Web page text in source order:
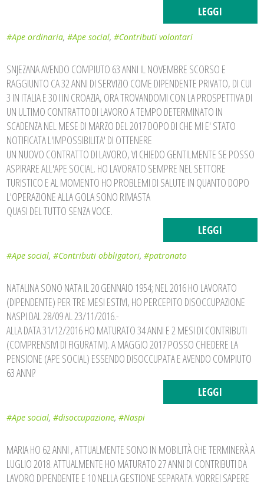
LEGGI
#Ape ordinaria,#Ape social,#Contributi volontari
SNJEZANA AVENDO COMPIUTO 63 ANNI IL NOVEMBRE SCORSO E
RAGGIUNTO CA 32 ANNI DI SERVIZIO COME DIPENDENTE PRIVATO, DI CUI
3 IN ITALIA E 30 I IN CROAZIA, ORA TROVANDOMI CON LA PROSPETTIVA DI
UN ULTIMO CONTRATTO DI LAVORO A TEMPO DETERMINATO IN
SCADENZA NEL MESE DI MARZO DEL 2017 DOPO DI CHE MI E' STATO
NOTIFICATA L'IMPOSSIBILITA' DI OTTENERE
UN NUOVO CONTRATTO DI LAVORO, VI CHIEDO GENTILMENTE SE POSSO
ASPIRARE ALL'APE SOCIAL. HO LAVORATO SEMPRE NEL SETTORE
TURISTICO E AL MOMENTO HO PROBLEMI DI SALUTE IN QUANTO DOPO
L'OPERAZIONE ALLA GOLA SONO RIMASTA
QUASI DEL TUTTO SENZA VOCE.
LEGGI
#Ape social,#Contributi obbligatori,#patronato
NATALINA SONO NATA IL 20 GENNAIO 1954; NEL 2016 HO LAVORATO
(DIPENDENTE) PER TRE MESI ESTIVI, HO PERCEPITO DISOCCUPAZIONE
NASPI DAL 28/09 AL 23/11/2016.-
ALLA DATA 31/12/2016 HO MATURATO 34 ANNI E 2 MESI DI CONTRIBUTI
(COMPRENSIVI DI FIGURATIVI). A MAGGIO 2017 POSSO CHIEDERE LA
PENSIONE (APE SOCIAL) ESSENDO DISOCCUPATA E AVENDO COMPIUTO
63 ANNI?
LEGGI
#Ape social,#disoccupazione,#Naspi
MARIA HO 62 ANNI , ATTUALMENTE SONO IN MOBILITÀ CHE TERMINERÀ A
LUGLIO 2018. ATTUALMENTE HO MATURATO 27 ANNI DI CONTRIBUTI DA
LAVORO DIPENDENTE E 10 NELLA GESTIONE SEPARATA. VORREI SAPERE